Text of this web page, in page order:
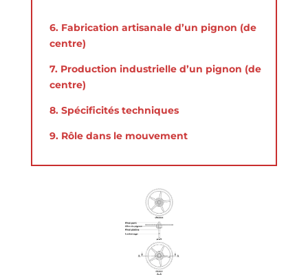
6. Fabrication artisanale d’un pignon (de
centre)
7. Production industrielle d’un pignon (de
centre)
8. Spécificités techniques
9. Rôle dans le mouvement